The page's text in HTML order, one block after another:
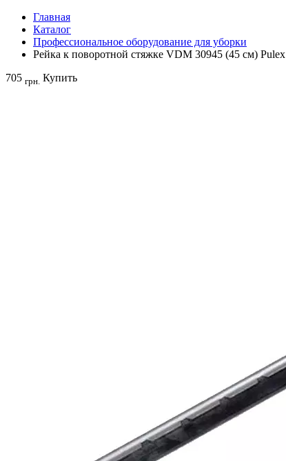
Главная
Каталог
Профессиональное оборудование для уборки
Рейка к поворотной стяжке VDM 30945 (45 см) Pulex
705 грн. Купить